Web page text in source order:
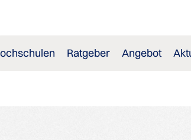
Ratgeber Angebot